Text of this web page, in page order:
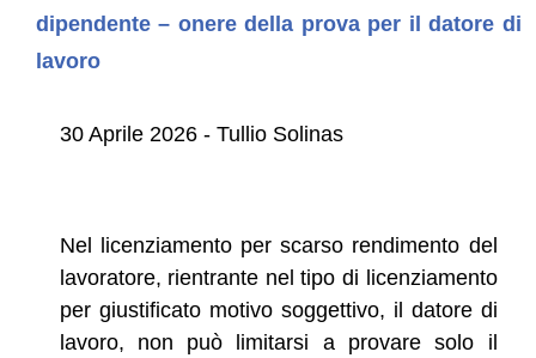
dipendente – onere della prova per il datore di
lavoro
30 Aprile 2026 - Tullio Solinas
Nel licenziamento per scarso rendimento del
lavoratore, rientrante nel tipo di licenziamento
per giustificato motivo soggettivo, il datore di
lavoro, non può limitarsi a provare solo il